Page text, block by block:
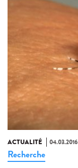
ACTUALITÉ 04.03.2016
Recherche